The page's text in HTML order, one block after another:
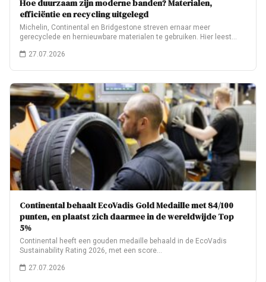
Hoe duurzaam zijn moderne banden? Materialen,
efficiëntie en recycling uitgelegd
Michelin, Continental en Bridgestone streven ernaar meer
gerecyclede en hernieuwbare materialen te gebruiken. Hier leest…
27.07.2026
Continental behaalt EcoVadis Gold Medaille met 84/100
punten, en plaatst zich daarmee in de wereldwijde Top
5%
Continental heeft een gouden medaille behaald in de EcoVadis
Sustainability Rating 2026, met een score…
27.07.2026